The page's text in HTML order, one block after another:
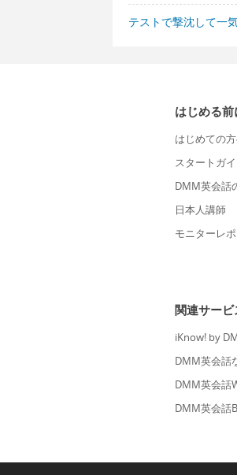
テストで撃沈して一
はじめる前
はじめての
スタートガ
DMM英会話
日本人講師
モニターレ
関連サービ
iKnow! by
DMM英会話
DMM英会話
DMM英会話